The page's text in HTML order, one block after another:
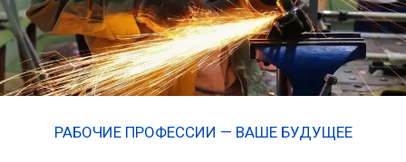
РАБОЧИЕ ПРОФЕССИИ — ВАШЕ БУДУЩЕЕ